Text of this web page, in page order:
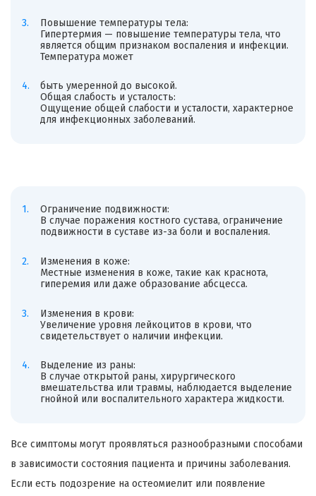
Повышение температуры тела:
Гипертермия — повышение температуры тела, что
является общим признаком воспаления и инфекции.
Температура может
быть умеренной до высокой.
Общая слабость и усталость:
Ощущение общей слабости и усталости, характерное
для инфекционных заболеваний.
Ограничение подвижности:
В случае поражения костного сустава, ограничение
подвижности в суставе из-за боли и воспаления.
Изменения в коже:
Местные изменения в коже, такие как краснота,
гиперемия или даже образование абсцесса.
Изменения в крови:
Увеличение уровня лейкоцитов в крови, что
свидетельствует о наличии инфекции.
Выделение из раны:
В случае открытой раны, хирургического
вмешательства или травмы, наблюдается выделение
гнойной или воспалительного характера жидкости.
Все симптомы могут проявляться разнообразными способами
в зависимости состояния пациента и причины заболевания.
Если есть подозрение на остеомиелит или появление